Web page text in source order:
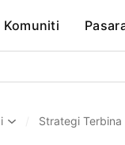
Komuniti
Strategi Terbina